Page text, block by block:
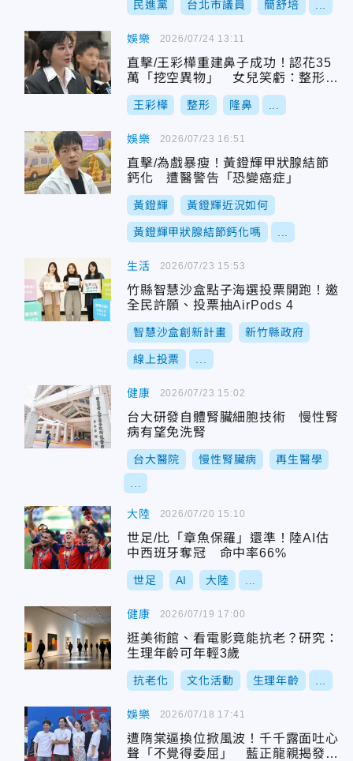
民進黨 台北市議員 簡舒培
娛樂
直擊/王彩樺重建鼻子成功！認花35
萬「挖空異物」 女兒笑虧：整形界
菩薩
王彩樺 整形 隆鼻
2026/07/24 13:11
娛樂
直擊/為戲暴瘦！黃鐙輝甲狀腺結節
鈣化 遭醫警告「恐變癌症」
黃鐙輝 黃鐙輝近況如何
黃鐙輝甲狀腺結節鈣化嗎
2026/07/23 16:51
生活
竹縣智慧沙盒點子海選投票開跑！邀
全民許願、投票抽AirPods 4
智慧沙盒創新計畫 新竹縣政府
線上投票
2026/07/23 15:53
健康
台大研發自體腎臟細胞技術 慢性腎
病有望免洗腎
台大醫院 慢性腎臟病 再生醫學
2026/07/23 15:02
大陸
世足/比「章魚保羅」還準！陸AI估
中西班牙奪冠 命中率66%
世足 AI 大陸
2026/07/20 15:10
健康
逛美術館、看電影竟能抗老？研究：
生理年齡可年輕3歲
抗老化 文化活動 生理年齡
2026/07/19 17:00
娛樂
遭隋棠逼換位掀風波！千千露面吐心
聲「不覺得委屈」 藍正龍親揭發文
2026/07/18 17:41